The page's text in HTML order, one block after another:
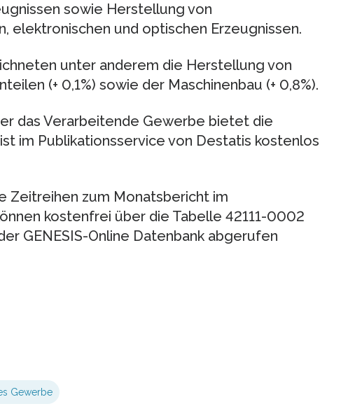
sowie Herstellung von
elektronischen und optischen Erzeugnissen.
unter anderem die Herstellung von
(+ 0,1%) sowie der Maschinenbau (+ 0,8%).
das Verarbeitende Gewerbe bietet die
ist im Publikationsservice von Destatis kostenlos
Zeitreihen zum Monatsbericht im
kostenfrei über die Tabelle 42111-0002
GENESIS-Online Datenbank abgerufen
Gewerbe